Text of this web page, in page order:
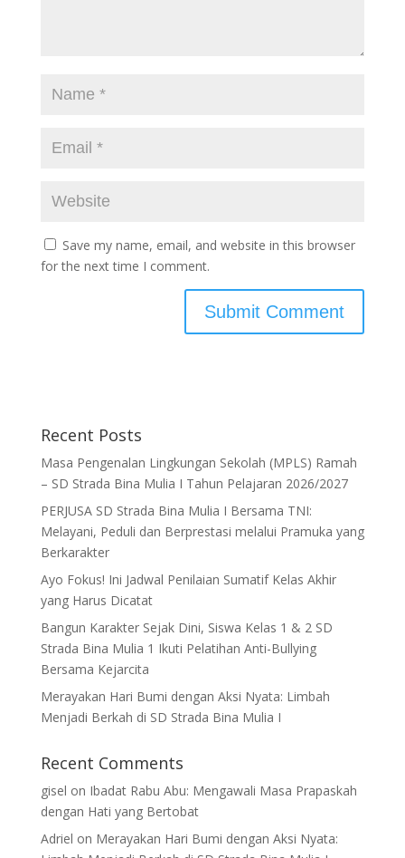
Save my name, email, and website in this browser
for the next time I comment.
Recent Posts
Masa Pengenalan Lingkungan Sekolah (MPLS) Ramah
– SD Strada Bina Mulia I Tahun Pelajaran 2026/2027
PERJUSA SD Strada Bina Mulia I Bersama TNI:
Melayani, Peduli dan Berprestasi melalui Pramuka yang
Berkarakter
Ayo Fokus! Ini Jadwal Penilaian Sumatif Kelas Akhir
yang Harus Dicatat
Bangun Karakter Sejak Dini, Siswa Kelas 1 & 2 SD
Strada Bina Mulia 1 Ikuti Pelatihan Anti-Bullying
Bersama Kejarcita
Merayakan Hari Bumi dengan Aksi Nyata: Limbah
Menjadi Berkah di SD Strada Bina Mulia I
Recent Comments
gisel on Ibadat Rabu Abu: Mengawali Masa Prapaskah
dengan Hati yang Bertobat
Adriel on Merayakan Hari Bumi dengan Aksi Nyata: